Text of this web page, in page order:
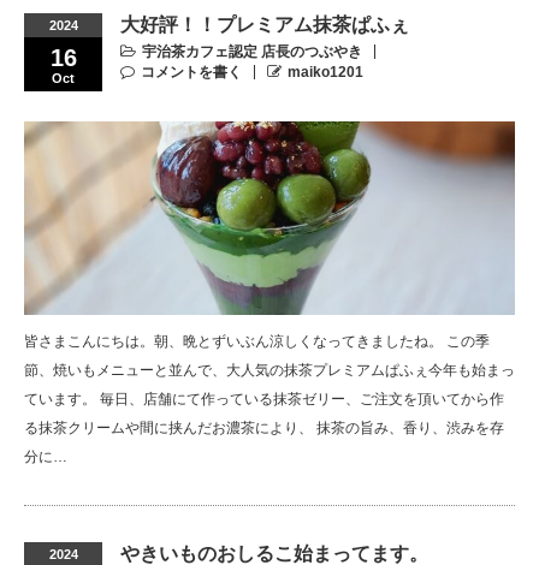
2024
16
Oct
大好評！！プレミアム抹茶ぱふぇ
宇治茶カフェ認定 店長のつぶやき
コメントを書く
maiko1201
皆さまこんにちは。朝、晩とずいぶん涼しくなってきましたね。 この季
節、焼いもメニューと並んで、大人気の抹茶プレミアムぱふぇ今年も始まっ
ています。 毎日、店舗にて作っている抹茶ゼリー、ご注文を頂いてから作
る抹茶クリームや間に挟んだお濃茶により、 抹茶の旨み、香り、渋みを存
分に…
2024 やきいものおしるこ始まってます。